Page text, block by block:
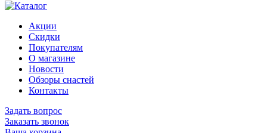
Акции
Скидки
Покупателям
О магазине
Новости
Обзоры снастей
Контакты
Задать вопрос
Заказать звонок